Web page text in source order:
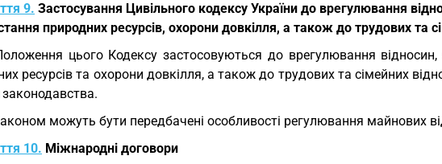
9. Застосування Цивільного кодексу України до врегулювання
природних ресурсів, охорони довкілля, а також до трудових та
цього Кодексу застосовуються до врегулювання
ресурсів та охорони довкілля, а також до трудових та сімейних
можуть бути передбачені особливості регулювання майнових
10. Міжнародні договори